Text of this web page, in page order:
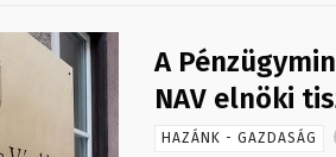
A
NAV elnöki
HAZÁNK - GAZDASÁG